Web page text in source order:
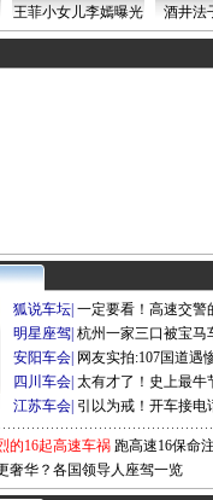
王菲小女儿李嫣曝光 酒井法
狐说车坛 一定要看！高速交警
明星座驾 杭州一家三口被宝马
安阳车会 网友实拍:107国道遇
四川车会 太有才了！史上最牛
江苏车会 引以为戒！开车接电
的16起高速车祸 跑高速16保命
奢华？各国领导人座驾一览